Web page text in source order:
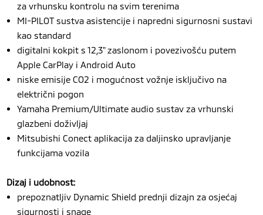
za vrhunsku kontrolu na svim terenima
MI-PILOT sustva asistencije i napredni sigurnosni sustavi
kao standard
digitalni kokpit s 12,3" zaslonom i povezivošću putem
Apple CarPlay i Android Auto
niske emisije CO2 i mogućnost vožnje isključivo na
električni pogon
Yamaha Premium/Ultimate audio sustav za vrhunski
glazbeni doživljaj
Mitsubishi Conect aplikacija za daljinsko upravljanje
funkcijama vozila
Dizaj i udobnost:
prepoznatljiv Dynamic Shield prednji dizajn za osjećaj
sigurnosti i snage